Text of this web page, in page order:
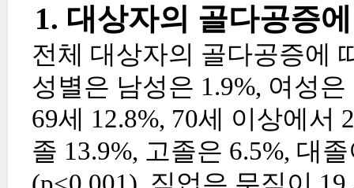
1. 대상자의 골다공증
전체 대상자의 골다공증에
성별은 남성은 1.9%, 여성은
69세 12.8%, 70세 이상에서
졸 13.9%, 고졸은 6.5%, 대